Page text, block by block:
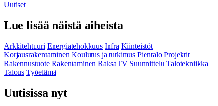
Uutiset
Lue lisää näistä aiheista
Arkkitehtuuri Energiatehokkuus Infra Kiinteistöt
Korjausrakentaminen Koulutus ja tutkimus Pientalo Projektit
Rakennustuote Rakentaminen RaksaTV Suunnittelu Talotekniikka
Talous Työelämä
Uutisissa nyt